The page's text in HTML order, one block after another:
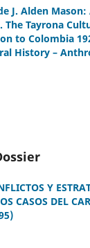
J. Alden
Tayrona
to Colombia
History –
Y
CASOS DEL